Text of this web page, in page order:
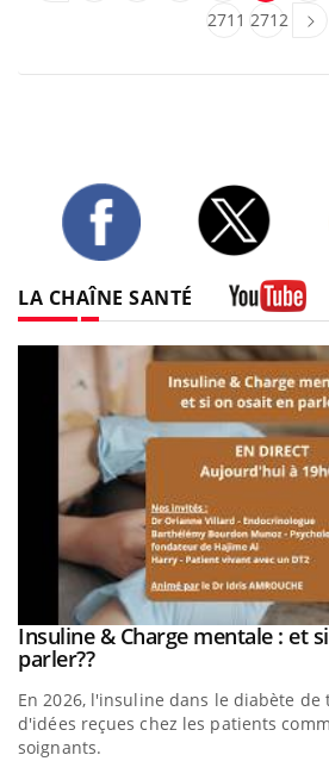
2711 2712
LA CHAÎNE SANTÉ
Youtube
Insuline & Charge mentale : et
parler??Youtube
En 2026, l'insuline dans le diabète de
d'idées reçues chez les patients
soignants.